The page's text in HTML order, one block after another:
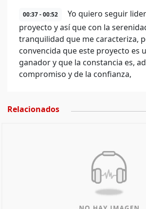
00:37 - 00:52
Yo quiero seguir
proyecto y así que con la
tranquilidad que me caracteriza,
convencida que este proyecto es
ganador y que la constancia es,
compromiso y de la confianza,
Relacionados